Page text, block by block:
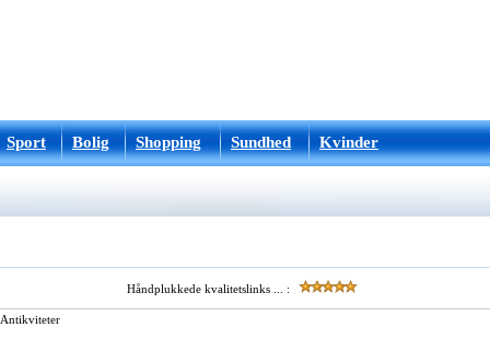
Sport Bolig Shopping Sundhed Kvinder
Håndplukkede kvalitetslinks ... :
Antikviteter